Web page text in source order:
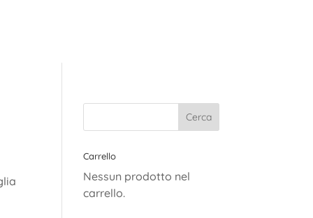
Carrello
Nessun prodotto nel
carrello.